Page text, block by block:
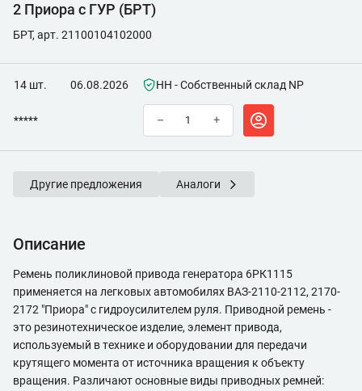
2 Приора с ГУР (БРТ)
БРТ, арт. 21100104102000
14 шт. 06.08.2026 НН - Собственный склад NP
***** – +
Другие предложения Аналоги
Описание
Ремень поликлиновой привода генератора 6РК1115
применяется на легковых автомобилях ВАЗ-2110-2112, 2170-
2172 "Приора" с гидроусилителем руля. Приводной ремень -
это резинотехническое изделие, элемент привода,
используемый в технике и оборудовании для передачи
крутящего момента от источника вращения к объекту
вращения. Различают основные виды приводных ремней: